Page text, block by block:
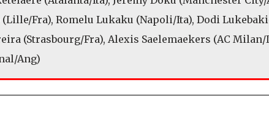
(Lille/Fra), Romelu Lukaku (Napoli/Ita), Dodi
(Strasbourg/Fra), Alexis Saelemaekers (AC Milan/
Ang)